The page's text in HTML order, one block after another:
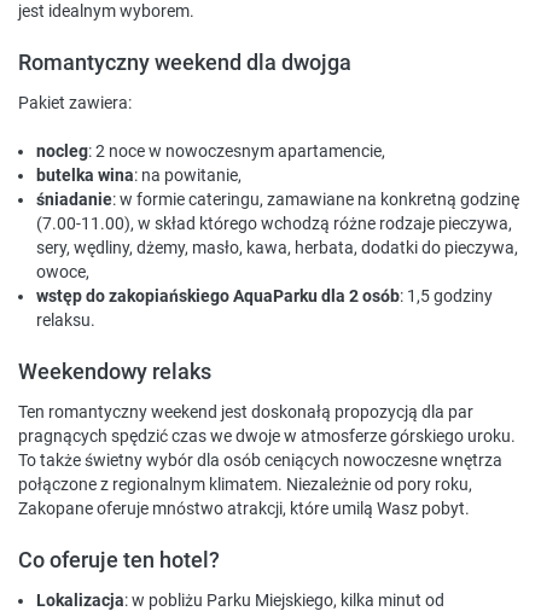
jest idealnym wyborem.
Romantyczny weekend dla dwojga
Pakiet zawiera:
nocleg: 2 noce w nowoczesnym apartamencie,
butelka wina: na powitanie,
śniadanie: w formie cateringu, zamawiane na konkretną godzinę
(7.00-11.00), w skład którego wchodzą różne rodzaje pieczywa,
sery, wędliny, dżemy, masło, kawa, herbata, dodatki do pieczywa,
owoce,
wstęp do zakopiańskiego AquaParku dla 2 osób: 1,5 godziny
relaksu.
Weekendowy relaks
Ten romantyczny weekend jest doskonałą propozycją dla par
pragnących spędzić czas we dwoje w atmosferze górskiego uroku.
To także świetny wybór dla osób ceniących nowoczesne wnętrza
połączone z regionalnym klimatem. Niezależnie od pory roku,
Zakopane oferuje mnóstwo atrakcji, które umilą Wasz pobyt.
Co oferuje ten hotel?
Lokalizacja: w pobliżu Parku Miejskiego, kilka minut od